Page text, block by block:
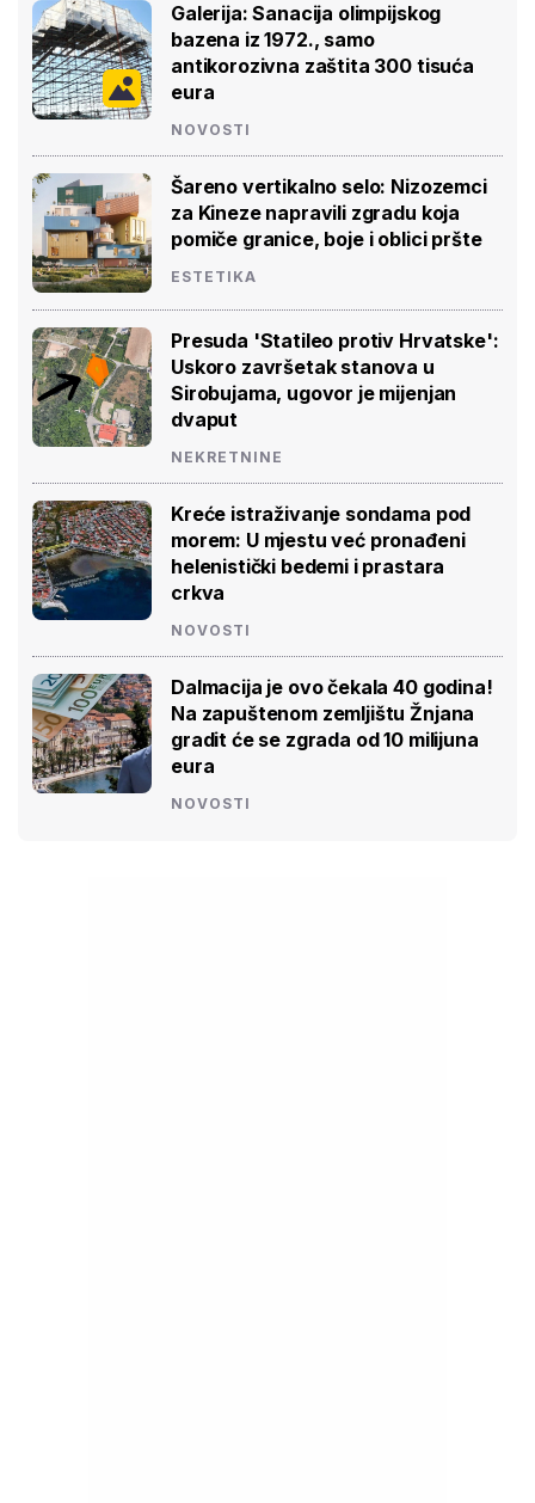
Galerija: Sanacija olimpijskog
bazena iz 1972., samo
antikorozivna zaštita 300 tisuća
eura
NOVOSTI
Šareno vertikalno selo: Nizozemci
za Kineze napravili zgradu koja
pomiče granice, boje i oblici pršte
ESTETIKA
Presuda 'Statileo protiv Hrvatske':
Uskoro završetak stanova u
Sirobujama, ugovor je mijenjan
dvaput
NEKRETNINE
Kreće istraživanje sondama pod
morem: U mjestu već pronađeni
helenistički bedemi i prastara
crkva
NOVOSTI
Dalmacija je ovo čekala 40 godina!
Na zapuštenom zemljištu Žnjana
gradit će se zgrada od 10 milijuna
eura
NOVOSTI